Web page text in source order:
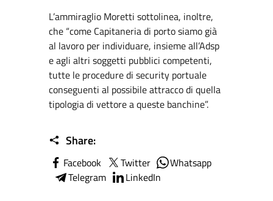
L’ammiraglio Moretti sottolinea, inoltre,
che “come Capitaneria di porto siamo già
al lavoro per individuare, insieme all’Adsp
e agli altri soggetti pubblici competenti,
tutte le procedure di security portuale
conseguenti al possibile attracco di quella
tipologia di vettore a queste banchine”.
Share:
Facebook Twitter
Whatsapp
Telegram
LinkedIn